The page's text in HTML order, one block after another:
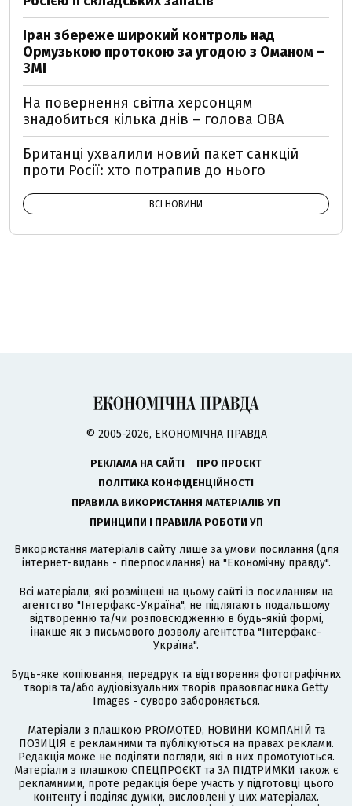
Іран збереже широкий контроль над
Ормузькою протокою за угодою з Оманом –
ЗМІ
На повернення світла херсонцям
знадобиться кілька днів – голова ОВА
Британці ухвалили новий пакет санкцій
проти Росії: хто потрапив до нього
ВСІ НОВИНИ
© 2005-2026, ЕКОНОМІЧНА ПРАВДА
РЕКЛАМА НА САЙТІ
ПРО ПРОЄКТ
ПОЛІТИКА КОНФІДЕНЦІЙНОСТІ
ПРАВИЛА ВИКОРИСТАННЯ МАТЕРІАЛІВ УП
ПРИНЦИПИ І ПРАВИЛА РОБОТИ УП
Використання матеріалів сайту лише за умови посилання (для
інтернет-видань - гіперпосилання) на "Економічну правду".
Всі матеріали, які розміщені на цьому сайті із посиланням на
агентство "Інтерфакс-Україна", не підлягають подальшому
відтворенню та/чи розповсюдженню в будь-якій формі,
інакше як з письмового дозволу агентства "Інтерфакс-
Україна".
Будь-яке копіювання, передрук та відтворення фотографічних
творів та/або аудіовізуальних творів правовласника Getty
Images - суворо забороняється.
Матеріали з плашкою PROMOTED, НОВИНИ КОМПАНІЙ та
ПОЗИЦІЯ є рекламними та публікуються на правах реклами.
Редакція може не поділяти погляди, які в них промотуються.
Матеріали з плашкою СПЕЦПРОЄКТ та ЗА ПІДТРИМКИ також є
рекламними, проте редакція бере участь у підготовці цього
контенту і поділяє думки, висловлені у цих матеріалах.